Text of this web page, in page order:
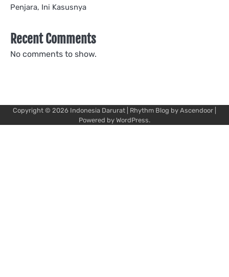
Penjara, Ini Kasusnya
Recent Comments
No comments to show.
Copyright © 2026 Indonesia Darurat | Rhythm Blog by Ascendoor
Powered by WordPress.